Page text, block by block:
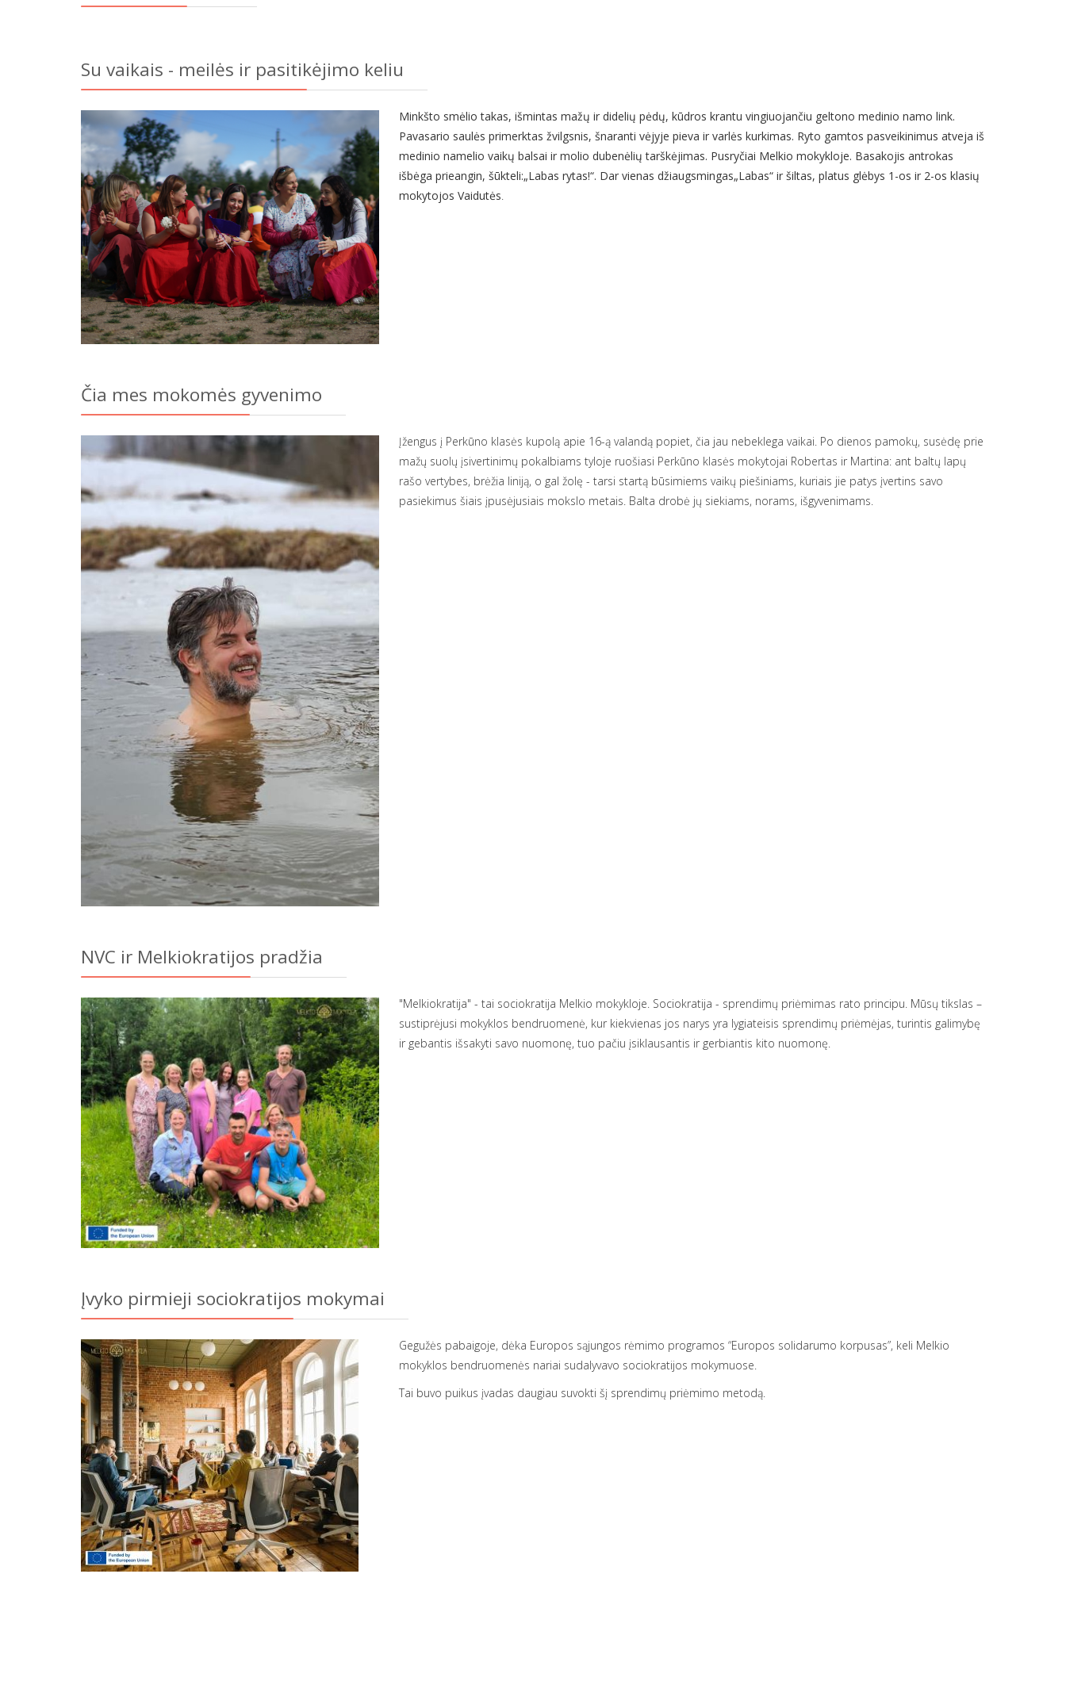
Su vaikais - meilės ir pasitikėjimo keliu
Minkšto smėlio takas, išmintas mažų ir didelių pėdų, kūdros krantu vingiuojančiu geltono medinio namo link.
Pavasario saulės primerktas žvilgsnis, šnaranti vėjyje pieva ir varlės kurkimas. Ryto gamtos pasveikinimus atveja iš
medinio namelio vaikų balsai ir molio dubenėlių tarškėjimas. Pusryčiai Melkio mokykloje. Basakojis antrokas
išbėga prieangin, šūkteli:„Labas rytas!“. Dar vienas džiaugsmingas„Labas“ ir šiltas, platus glėbys 1-os ir 2-os klasių
mokytojos Vaidutės.
Čia mes mokomės gyvenimo
Įžengus į Perkūno klasės kupolą apie 16-ą valandą popiet, čia jau nebeklega vaikai. Po dienos pamokų, susėdę prie
mažų suolų įsivertinimų pokalbiams tyloje ruošiasi Perkūno klasės mokytojai Robertas ir Martina: ant baltų lapų
rašo vertybes, brėžia liniją, o gal žolę - tarsi startą būsimiems vaikų piešiniams, kuriais jie patys įvertins savo
pasiekimus šiais įpusėjusiais mokslo metais. Balta drobė jų siekiams, norams, išgyvenimams.
NVC ir Melkiokratijos pradžia
"Melkiokratija" - tai sociokratija Melkio mokykloje. Sociokratija - sprendimų priėmimas rato principu. Mūsų tikslas –
sustiprėjusi mokyklos bendruomenė, kur kiekvienas jos narys yra lygiateisis sprendimų priėmėjas, turintis galimybę
ir gebantis išsakyti savo nuomonę, tuo pačiu įsiklausantis ir gerbiantis kito nuomonę.
Įvyko pirmieji sociokratijos mokymai
Gegužės pabaigoje, dėka Europos sąjungos rėmimo programos “Europos solidarumo korpusas”, keli Melkio
mokyklos bendruomenės nariai sudalyvavo sociokratijos mokymuose.
Tai buvo puikus įvadas daugiau suvokti šį sprendimų priėmimo metodą.